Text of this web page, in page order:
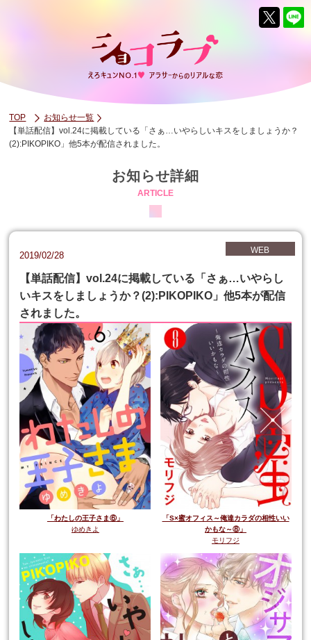
TOP
お知らせ一覧
【単話配信】vol.24に掲載している「さぁ…いやらしいキスをしましょうか？
(2):PIKOPIKO」他5本が配信されました。
お知らせ詳細
ARTICLE
2019/02/28 WEB
【単話配信】vol.24に掲載している「さぁ…いやらし
いキスをしましょうか？(2):PIKOPIKO」他5本が配信
されました。
「わたしの王子さま⑥」
ゆめきよ
「S×蜜オフィス～俺達カラダの相性いい
かもな～⑧」
モリフジ